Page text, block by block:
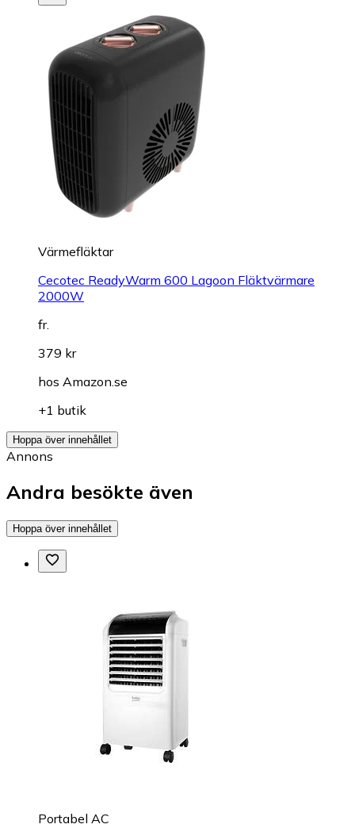
Värmefläktar
Cecotec ReadyWarm 600 Lagoon Fläktvärmare
2000W
fr.
379 kr
hos Amazon.se
+1 butik
Hoppa över innehållet
Annons
Andra besökte även
Hoppa över innehållet
Portabel AC